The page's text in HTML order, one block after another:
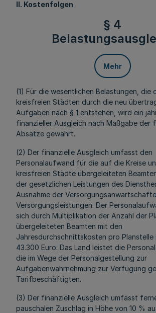
II. Kostenfolgen
§ 4
Mehr
(1) Für die wesentlichen Belastungen, die
kreisfreien Städten durch die neu
Aufgaben nach § 1 entstehen, wird ein
finanzieller Ausgleich nach Maßgabe der
Absätze gewährt.
(2) Der finanzielle Ausgleich umfasst den
Personalaufwand für die auf die Kreise
kreisfreien Städte übergeleiteten
der gesetzlichen Leistungen des
Ausnahme der
Versorgungsleistungen. Der
sich durch Multiplikation der Anzahl der
übergeleiteten Beamten mit den
Jahresdurchschnittskosten pro Planstelle
43.300 Euro. Das Land leistet die
die im Wege der Personalgestellung zur
Aufgabenwahrnehmung zur Verfügung
Tarifbeschäftigten.
(3) Der finanzielle Ausgleich umfasst
pauschalen Zuschlag in Höhe von 10 %